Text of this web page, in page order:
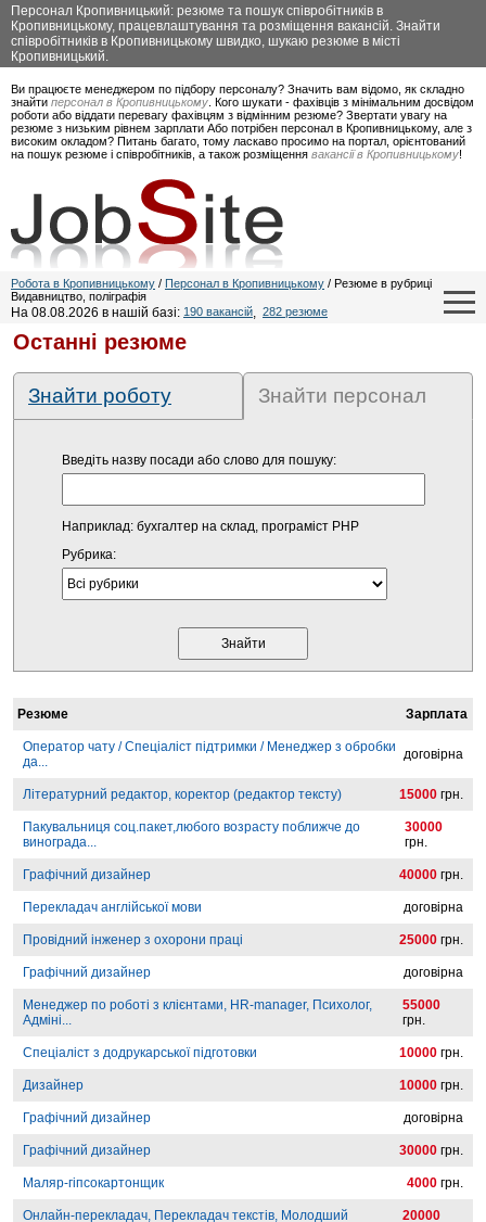
Персонал Кропивницький: резюме та пошук співробітників в
Кропивницькому, працевлаштування та розміщення вакансій. Знайти
співробітників в Кропивницькому швидко, шукаю резюме в місті
Кропивницький.
Ви працюєте менеджером по підбору персоналу? Значить вам відомо, як складно
знайти персонал в Кропивницькому . Кого шукати - фахівців з мінімальним досвідом
роботи або віддати перевагу фахівцям з відмінним резюме? Звертати увагу на
резюме з низьким рівнем зарплати Або потрібен персонал в Кропивницькому, але з
високим окладом? Питань багато, тому ласкаво просимо на портал, орієнтований
на пошук резюме і співробітників, а також розміщення вакансії в Кропивницькому!
Робота в Кропивницькому / Персонал в Кропивницькому / Резюме в рубриці
Видавництво, поліграфія
На 08.08.2026 в нашій базі: 190 вакансій, 282 резюме
Останні резюме
Знайти роботу Знайти персонал
Введіть назву посади або слово для пошуку:
Наприклад: бухгалтер на склад, програміст PHP
Рубрика:
Резюме Зарплата
Оператор чату / Спеціаліст підтримки / Менеджер з обробки
да...
договірна
Літературний редактор, коректор (редактор тексту) 15000 грн.
Пакувальниця соц.пакет,любого возрасту поближче до
винограда...
30000
грн.
Графічний дизайнер 40000 грн.
Перекладач англійської мови договірна
Провідний інженер з охорони праці 25000 грн.
Графічний дизайнер договірна
Менеджер по роботі з клієнтами, HR-manager, Психолог,
Адміні...
55000
грн.
Спеціаліст з додрукарської підготовки 10000 грн.
Дизайнер 10000 грн.
Графічний дизайнер договірна
Графічний дизайнер 30000 грн.
Маляр-гіпсокартонщик 4000 грн.
Онлайн-перекладач, Перекладач текстів, Молодший
20000